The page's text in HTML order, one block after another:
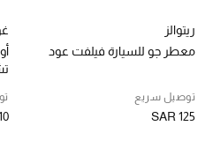
حصريات
الجمال
ريتوالز
معطر جو للسيارة فيلفت عود
توصيل سريع
SAR 125